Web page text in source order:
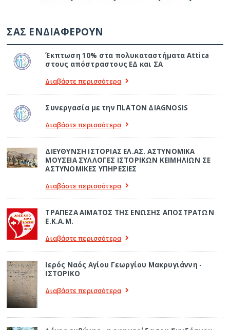
ΣΑΣ ΕΝΔΙΑΦΕΡΟΥΝ
Έκπτωση 10% στα πολυκαταστήματα Attica
στους απόστραστους ΕΔ και ΣΑ
Διαβάστε περισσότερα
Συνεργασία με την ΠLATON ΔIAGNOSIS
Διαβάστε περισσότερα
ΔΙΕΥΘΥΝΣΗ ΙΣΤΟΡΙΑΣ ΕΛ.ΑΣ. ΑΣΤΥΝΟΜΙΚΑ
ΜΟΥΣΕΙΑ ΣΥΛΛΟΓΕΣ ΙΣΤΟΡΙΚΩΝ ΚΕΙΜΗΛΙΩΝ ΣΕ
ΑΣΤΥΝΟΜΙΚΕΣ ΥΠΗΡΕΣΙΕΣ
Διαβάστε περισσότερα
ΤΡΑΠΕΖΑ ΑΙΜΑΤΟΣ ΤΗΣ ΕΝΩΣΗΣ ΑΠΟΣΤΡΑΤΩΝ
Ε.Κ.Α.Μ.
Διαβάστε περισσότερα
Ιερός Ναός Αγίου Γεωργίου Μακρυγιάννη -
ΙΣΤΟΡΙΚΟ
Διαβάστε περισσότερα